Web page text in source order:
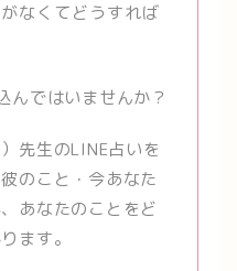
なくてどうすれば
んではいませんか？
先生のLINE占いを
のこと・今あなた
あなたのことをど
ます。